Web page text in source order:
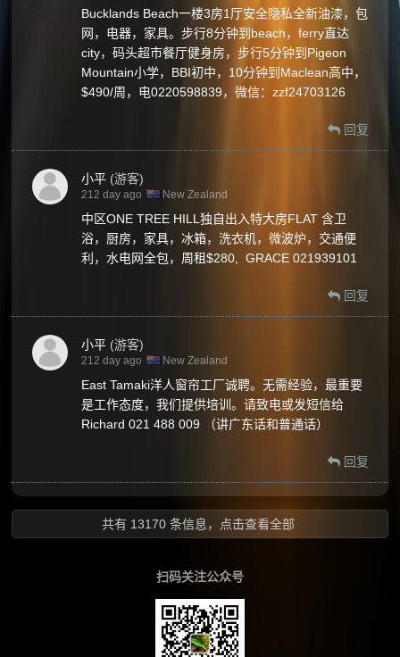
Bucklands Beach一楼3房1厅安全隐私全新油漆，包
网，电器，家具。步行8分钟到beach，ferry直达
city，码头超市餐厅健身房，步行5分钟到Pigeon
Mountain小学，BBI初中，10分钟到Maclean高中，
$490/周，电0220598839，微信：zzf24703126
回复
小平 (游客)
212 day ago New Zealand
中区ONE TREE HILL独自出入特大房FLAT 含卫
浴，厨房，家具，冰箱，洗衣机，微波炉，交通便
利，水电网全包，周租$280, GRACE 021939101
回复
小平 (游客)
212 day ago New Zealand
East Tamaki洋人窗帘工厂诚聘。无需经验，最重要
是工作态度，我们提供培训。请致电或发短信给
Richard 021 488 009 （讲广东话和普通话）
回复
共有 13170 条信息， 点击查看全部
扫码关注公众号